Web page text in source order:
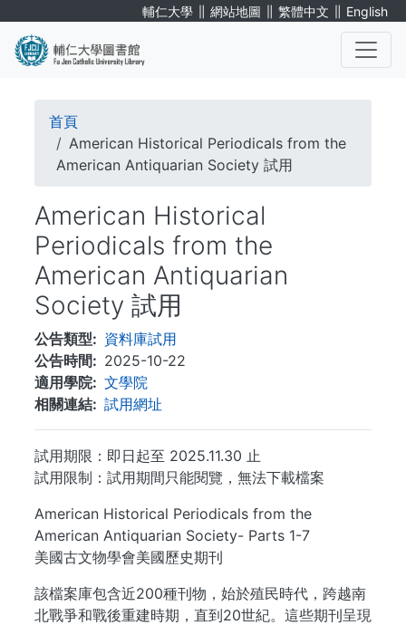
輔仁大學 ∥ 網站地圖 ∥ 繁體中文 ∥ English
導
航
結
首頁
American Historical Periodicals from the
American Antiquarian Society 試用
American Historical
Periodicals from the
American Antiquarian
Society 試用
公告類型
資料庫試用
公告時間
2025-10-22
適用學院
文學院
相關連結
試用網址
試用期限：即日起至 2025.11.30 止
試用限制：試用期間只能閱覽，無法下載檔案
American Historical Periodicals from the
American Antiquarian Society- Parts 1-7
美國古文物學會美國歷史期刊
該檔案庫包含近200種刊物，始於殖民時代，跨越南
北戰爭和戰後重建時期，直到20世紀。這些期刊呈現